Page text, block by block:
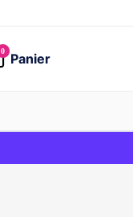
0
Panier